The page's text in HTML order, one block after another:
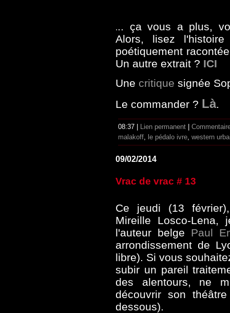
... ça vous a plus,
Alors, lisez
poétiquement
Un autre extrait ? ICI
Une critique signée
Le commander ? Là.
08:37 | Lien permanent |
malakoff le pédalo ivre western
09/02/2014
Vrac de vrac # 13
Ce jeudi (13
Mireille Losco-Lena,
l'auteur belge Paul
arrondissement de
libre). Si vous
subir un pareil
des alentours, ne
découvrir son
dessous).